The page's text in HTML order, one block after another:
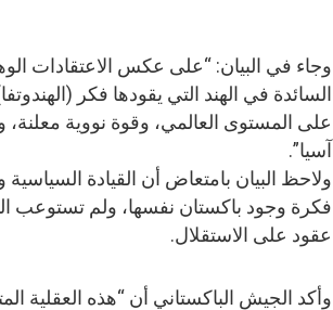
وجاء في البيان: “على عكس الاعتقادات
السائدة في الهند التي يقودها فكر
على المستوى العالمي، وقوة نووية
آسيا”.
ولاحظ البيان بامتعاض أن القيادة
فكرة وجود باكستان نفسها، ولم تستوعب
عقود على الاستقلال.
وأكد الجيش الباكستاني أن “هذه العقلية